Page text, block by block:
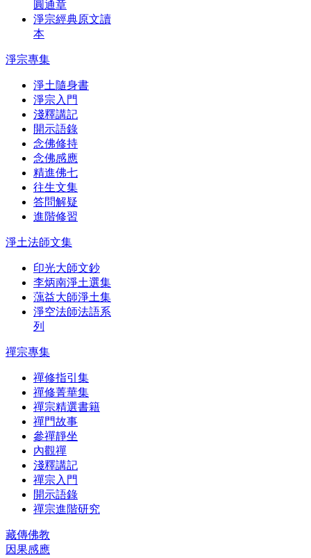
圓通章
淨宗經典原文讀
本
淨宗專集
淨土隨身書
淨宗入門
淺釋講記
開示語錄
念佛修持
念佛感應
精進佛七
往生文集
答問解疑
進階修習
淨土法師文集
印光大師文鈔
李炳南淨土選集
蕅益大師淨土集
淨空法師法語系
列
禪宗專集
禪修指引集
禪修菁華集
禪宗精選書籍
禪門故事
參禪靜坐
內觀禪
淺釋講記
禪宗入門
開示語錄
禪宗進階研究
藏傳佛教
因果感應